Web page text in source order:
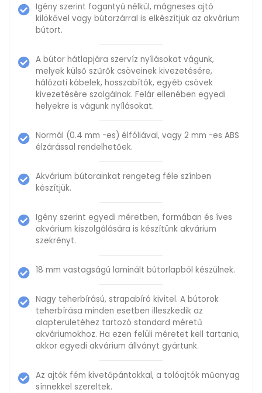
Igény szerint fogantyú nélkül, mágneses ajtó
kilökővel vagy bútorzárral is elkészítjük az akvárium
bútort.
A bútor hátlapjára szervíz nyílásokat vágunk,
melyek külső szűrők csöveinek kivezetésére,
hálózati kábelek, hosszabítók, egyéb csövek
kivezetésére szolgálnak. Felár ellenében egyedi
helyekre is vágunk nyílásokat.
Normál (0.4 mm -es) élfóliával, vagy 2 mm -es ABS
élzárással rendelhetőek.
Akvárium bútorainkat rengeteg féle színben
készítjük.
Igény szerint egyedi méretben, formában és íves
akvárium kiszolgálására is készítünk akvárium
szekrényt.
18 mm vastagságú laminált bútorlapból készülnek.
Nagy teherbírású, strapabíró kivitel. A bútorok
teherbírása minden esetben illeszkedik az
alapterületéhez tartozó standard méretű
akváriumokhoz. Ha ezen felüli méretet kell tartania,
akkor egyedi akvárium állványt gyártunk.
Az ajtók fém kivetőpántokkal, a tolóajtók műanyag
sínnekkel szereltek.